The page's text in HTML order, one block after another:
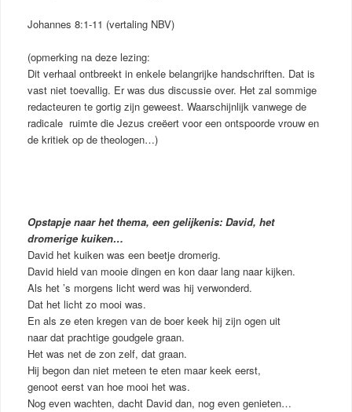
Johannes 8:1-11 (vertaling NBV)
(opmerking na deze lezing:
Dit verhaal ontbreekt in enkele belangrijke handschriften. Dat is
vast niet toevallig. Er was dus discussie over. Het zal sommige
redacteuren te gortig zijn geweest. Waarschijnlijk vanwege de
radicale ruimte die Jezus creëert voor een ontspoorde vrouw en
de kritiek op de theologen…)
Opstapje naar het thema, een gelijkenis: David, het
dromerige kuiken…
David het kuiken was een beetje dromerig.
David hield van mooie dingen en kon daar lang naar kijken.
Als het ’s morgens licht werd was hij verwonderd.
Dat het licht zo mooi was.
En als ze eten kregen van de boer keek hij zijn ogen uit
naar dat prachtige goudgele graan.
Het was net de zon zelf, dat graan.
Hij begon dan niet meteen te eten maar keek eerst,
genoot eerst van hoe mooi het was.
Nog even wachten, dacht David dan, nog even genieten…